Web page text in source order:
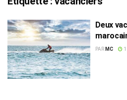
Deux
par des
PAR MC